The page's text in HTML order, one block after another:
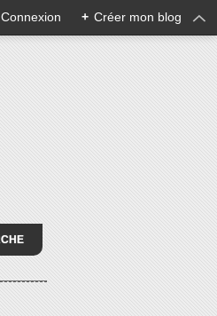
Connexion + Créer mon blog